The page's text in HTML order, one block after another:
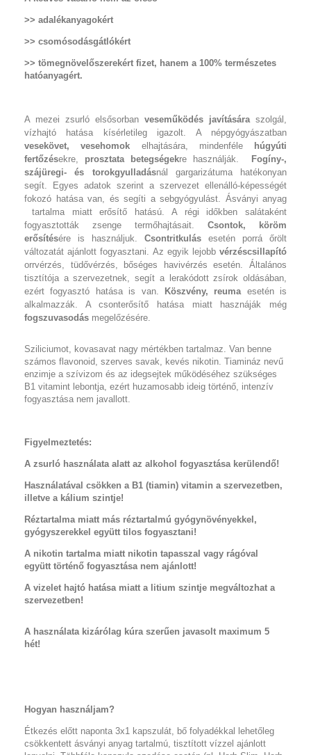
>> adalékanyagokért
>> csomósodásgátlókért
>> tömegnövelőszerekért fizet, hanem a 100% természetes
hatóanyagért.
A mezei zsurló elsősorban veseműködés javításáraszolgál,
vízhajtó hatása kísérletileg igazolt. A népgyógyászatban
vesekövet, vesehomok elhajtására, mindenféle
húgyúti
fertőzésekre, prosztata betegségekre használják.
Fogíny-,
szájüregi- és torokgyulladásnál gargarizátuma hatékonyan
segít. Egyes adatok szerint a szervezet ellenálló-képességét
fokozó hatása van, és segíti a sebgyógyulást. Ásványi anyag
tartalma miatt erősítő hatású. A régi időkben salátaként
fogyasztották zsenge termőhajtásait. Csontok, köröm
erősítésére is használjuk. Csontritkulás esetén porrá őrölt
változatát ajánlott fogyasztani. Az egyik lejobb vérzéscsillapító
orrvérzés, tüdővérzés, bőséges havivérzés esetén. Általános
tisztítója a szervezetnek, segít a lerakódott zsírok oldásában,
ezért fogyasztó hatása is van.
Köszvény, reumaesetén is
alkalmazzák. A csonterősítő hatása miatt hasznáják még
fogszuvasodás megelőzésére.
Sziliciumot, kovasavat nagy mértékben tartalmaz. Van benne
számos flavonoid, szerves savak, kevés nikotin. Tiamináz nevű
enzimje a szívizom és az idegsejtek működéséhez szükséges
B1 vitamint lebontja, ezért huzamosabb ideig történő, intenzív
fogyasztása nem javallott.
Figyelmeztetés:
A zsurló használata alatt az alkohol fogyasztása kerülendő!
Használatával csökken a B1 (tiamin) vitamin a szervezetben,
illetve a kálium szintje!
Réztartalma miatt más réztartalmú gyógynövényekkel,
gyógyszerekkel együtt tilos fogyasztani!
A nikotin tartalma miatt nikotin tapasszal vagy rágóval
együtt történő fogyasztása nem ajánlott!
A vizelet hajtó hatása miatt a litium szintje megváltozhat a
szervezetben!
A használata kizárólag kúra szerűen javasolt maximum 5
hét!
Hogyan használjam?
Étkezés előtt naponta 3x1 kapszulát, bő folyadékkal lehetőleg
csökkentett ásványi anyag tartalmú, tisztított vízzel ajánlott